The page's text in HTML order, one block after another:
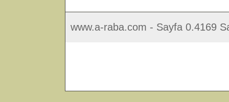
www.a-raba.com - Sayfa 0.4169